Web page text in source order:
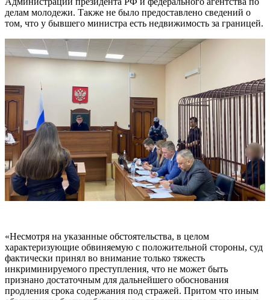
делам молодежи. Также не было предоставлено сведений о
том, что у бывшего министра есть недвижимость за границей.
«Несмотря на указанные обстоятельства, в целом
характеризующие обвиняемую с положительной стороны, суд
фактически принял во внимание только тяжесть
инкриминируемого преступления, что не может быть
признано достаточным для дальнейшего обоснования
продления срока содержания под стражей. Притом что иным